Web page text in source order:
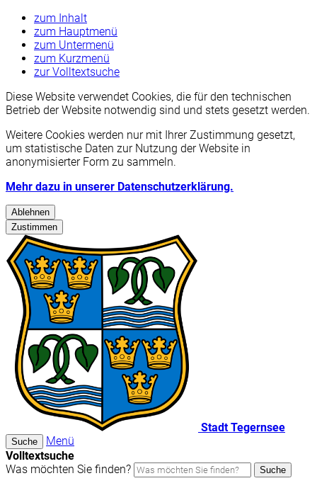
zum Inhalt
zum Hauptmenü
zum Untermenü
zum Kurzmenü
zur Volltextsuche
Diese Website verwendet Cookies, die für den technischen
Betrieb der Website notwendig sind und stets gesetzt werden.
Weitere Cookies werden nur mit Ihrer Zustimmung gesetzt,
um statistische Daten zur Nutzung der Website in
anonymisierter Form zu sammeln.
Mehr dazu in unserer Datenschutzerklärung.
Ablehnen
Zustimmen
Stadt Tegernsee
Suche
Menü
Volltextsuche
Was möchten Sie finden?
Suche